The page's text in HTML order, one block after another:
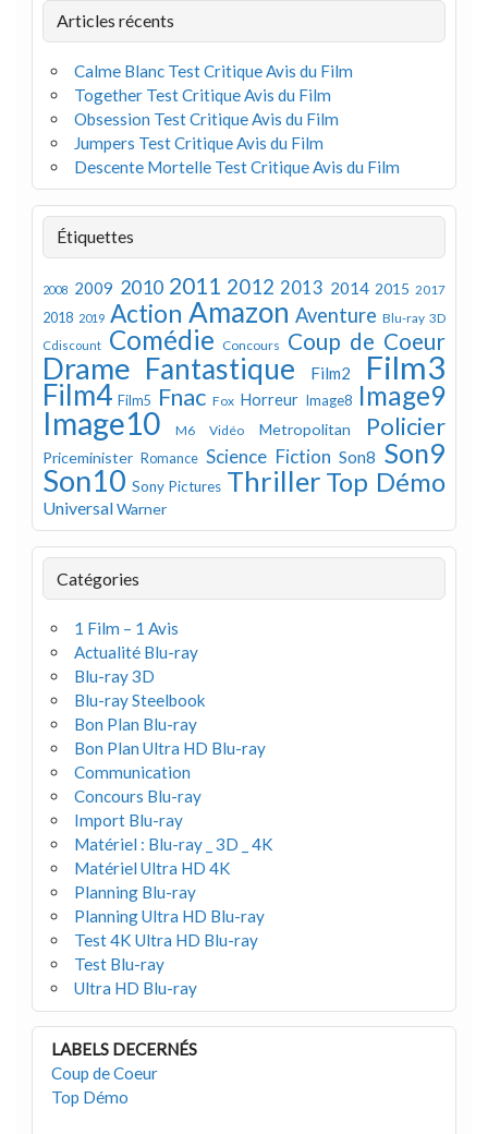
Articles récents
Calme Blanc Test Critique Avis du Film
Together Test Critique Avis du Film
Obsession Test Critique Avis du Film
Jumpers Test Critique Avis du Film
Descente Mortelle Test Critique Avis du Film
Étiquettes
2008 2009 2010 2011 2012 2013 2014 2015 2017
2018 2019 Action Amazon Aventure Blu-ray 3D
Cdiscount Comédie Concours Coup de Coeur
Drame Fantastique Film2 Film3
Film4 Film5 Fnac Fox Horreur Image8 Image9
Image10 M6 Vidéo Metropolitan Policier
Priceminister Romance Science Fiction Son8 Son9
Son10 Sony Pictures Thriller Top Démo
UniversalWarner
Catégories
1 Film – 1 Avis
Actualité Blu-ray
Blu-ray 3D
Blu-ray Steelbook
Bon Plan Blu-ray
Bon Plan Ultra HD Blu-ray
Communication
Concours Blu-ray
Import Blu-ray
Matériel : Blu-ray _ 3D _ 4K
Matériel Ultra HD 4K
Planning Blu-ray
Planning Ultra HD Blu-ray
Test 4K Ultra HD Blu-ray
Test Blu-ray
Ultra HD Blu-ray
LABELS DECERNÉS
Coup de Coeur
Top Démo